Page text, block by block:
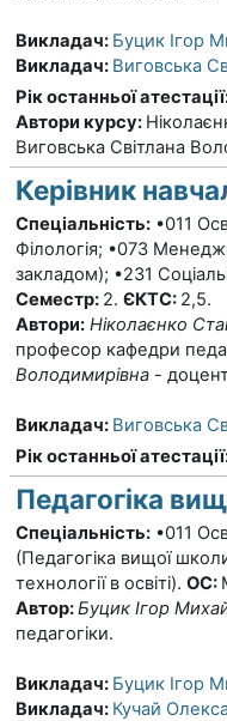
Викладач: Буцик Ігор
Викладач: Виговська
Рік останньої атестації
Автори курсу:
Виговська Світлана
Керівник
Спеціальність: •011
Філологія; •073
закладом); •231
Семестр: 2. ЄКТС: 2,5.
Автори: Ніколаєнко
професор кафедри
Володимирівна -
Викладач: Виговська
Рік останньої атестації
Педагогіка
Спеціальність: •011
(Педагогіка вищої
технології в освіті). ОС:
Автор:Буцик Ігор
педагогіки.
Викладач: Буцик Ігор
Викладач: Кучай